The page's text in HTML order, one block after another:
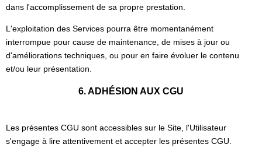
dans l'accomplissement de sa propre prestation.
L'exploitation des Services pourra être momentanément
interrompue pour cause de maintenance, de mises à jour ou
d'améliorations techniques, ou pour en faire évoluer le contenu
et/ou leur présentation.
6. ADHÉSION AUX CGU
Les présentes CGU sont accessibles sur le Site, l'Utilisateur
s'engage à lire attentivement et accepter les présentes CGU.